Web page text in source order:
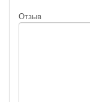
Отзыв